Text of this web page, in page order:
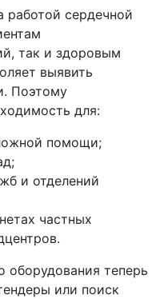
работой сердечной
так и здоровым
выявить
Поэтому
для:
помощи;
и отделений
частных
оборудования теперь
или поиск